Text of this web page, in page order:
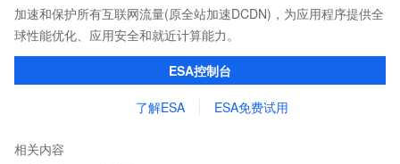
加速和保护所有互联网流量(原全站加速DCDN)，为应用程序提供全
球性能优化、应用安全和就近计算能力。
ESA控制台
了解ESA ESA免费试用
相关内容